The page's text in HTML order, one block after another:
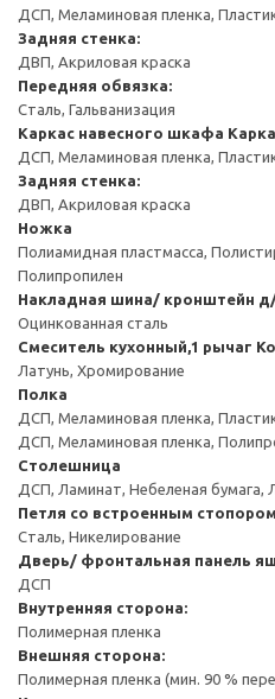
ДСП, Меламиновая пленка,
Задняя стенка:
ДВП, Акриловая краска
Передняя обвязка:
Сталь, Гальванизация
Каркас навесного шкафа
ДСП, Меламиновая пленка,
Задняя стенка:
ДВП, Акриловая краска
Ножка
Полиамидная пластмасса,
Полипропилен
Накладная шина/ кронштейн
Оцинкованная сталь
Смеситель кухонный,1 рычаг
Латунь, Хромирование
Полка
ДСП, Меламиновая пленка,
ДСП, Меламиновая пленка,
Столешница
ДСП, Ламинат, Небеленая бумага,
Петля со встроенным стопором
Сталь, Никелирование
Дверь/ фронтальная панель
ДСП
Внутренняя сторона:
Полимерная пленка
Внешняя сторона:
Полимерная пленка (мин. 90 %